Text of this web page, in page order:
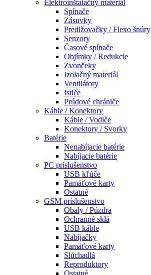
Elektroinštalačný materiál
Spínače
Zásuvky
Predlžovačky / Flexo šnúry
Senzory
Časové spínače
Objímky / Redukcie
Zvončeky
Izolačný materiál
Ventilátory
Ističe
Prúdové chrániče
Káble / Konektory
Káble / Vodiče
Konektory / Svorky
Batérie
Nenabíjacie batérie
Nabíjacie batérie
PC príslušenstvo
USB kľúče
Pamäťové karty
Ostatné
GSM príslušenstvo
Obaly / Púzdra
Ochranné sklá
USB káble
Nabíjačky
Pamäťové karty
Slúchadlá
Reproduktory
Ostatné